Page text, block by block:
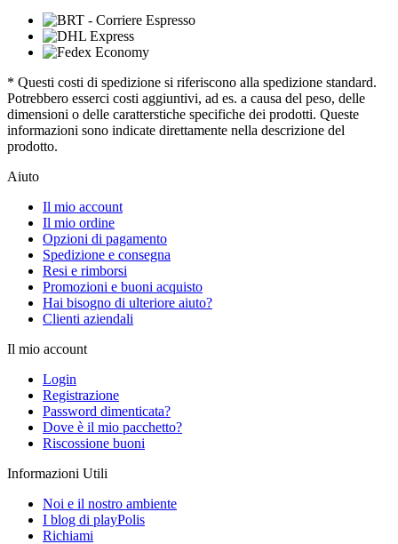
* Questi costi di spedizione si riferiscono alla spedizione standard.
Potrebbero esserci costi aggiuntivi, ad es. a causa del peso, delle
dimensioni o delle caratterstiche specifiche dei prodotti. Queste
informazioni sono indicate direttamente nella descrizione del
prodotto.
Aiuto
Il mio account
Il mio ordine
Opzioni di pagamento
Spedizione e consegna
Resi e rimborsi
Promozioni e buoni acquisto
Hai bisogno di ulteriore aiuto?
Clienti aziendali
Il mio account
Login
Registrazione
Password dimenticata?
Dove è il mio pacchetto?
Riscossione buoni
Informazioni Utili
Noi e il nostro ambiente
I blog di playPolis
Richiami